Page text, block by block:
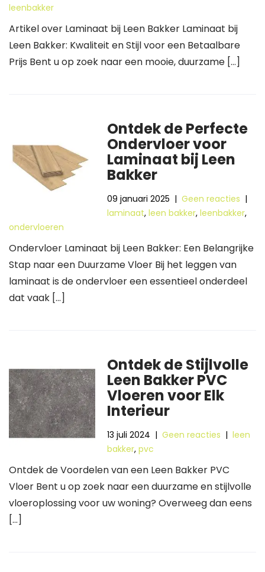
leenbakker
Artikel over Laminaat bij Leen Bakker Laminaat bij
Leen Bakker: Kwaliteit en Stijl voor een Betaalbare
Prijs Bent u op zoek naar een mooie, duurzame […]
Ontdek de Perfecte
Ondervloer voor
Laminaat bij Leen
Bakker
09 januari 2025 |Geen reacties |
laminaat,leen bakker,leenbakker,
ondervloeren
Ondervloer Laminaat bij Leen Bakker: Een Belangrijke
Stap naar een Duurzame Vloer Bij het leggen van
laminaat is de ondervloer een essentieel onderdeel
dat vaak […]
Ontdek de Stijlvolle
Leen Bakker PVC
Vloeren voor Elk
Interieur
13 juli 2024 |Geen reacties |leen
bakker,pvc
Ontdek de Voordelen van een Leen Bakker PVC
Vloer Bent u op zoek naar een duurzame en stijlvolle
vloeroplossing voor uw woning? Overweeg dan eens
[…]